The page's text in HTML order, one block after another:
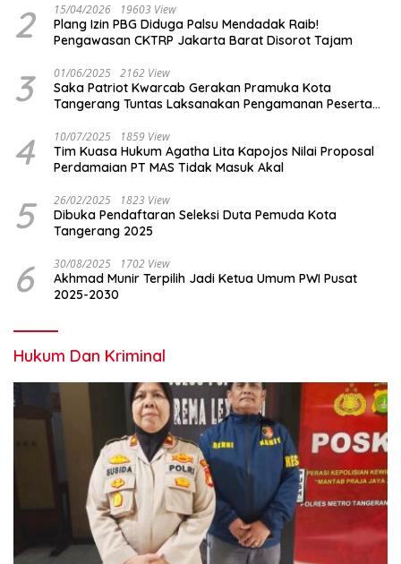
2 15/04/2026 19603 View
Plang Izin PBG Diduga Palsu Mendadak Raib!
Pengawasan CKTRP Jakarta Barat Disorot Tajam
3 01/06/2025 2162 View
Saka Patriot Kwarcab Gerakan Pramuka Kota
Tangerang Tuntas Laksanakan Pengamanan Peserta
4 10/07/2025 1859 View
Tim Kuasa Hukum Agatha Lita Kapojos Nilai Proposal
Perdamaian PT MAS Tidak Masuk Akal
5 26/02/2025 1823 View
Dibuka Pendaftaran Seleksi Duta Pemuda Kota
Tangerang 2025
6 30/08/2025 1702 View
Akhmad Munir Terpilih Jadi Ketua Umum PWI Pusat
2025-2030
Hukum Dan Kriminal